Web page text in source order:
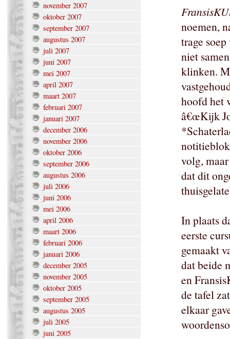
november 2007
oktober 2007
september 2007
augustus 2007
juli 2007
juni 2007
mei 2007
april 2007
maart 2007
februari 2007
januari 2007
december 2006
november 2006
oktober 2006
september 2006
augustus 2006
juli 2006
juni 2006
mei 2006
april 2006
maart 2006
februari 2006
januari 2006
december 2005
november 2005
oktober 2005
september 2005
augustus 2005
juli 2005
juni 2005
noemen,
trage
niet
klinken.
hoofd het
â€œKijk
volg,
dat dit
In plaats
eerste
gemaakt
dat beide
en
de tafel
elkaar